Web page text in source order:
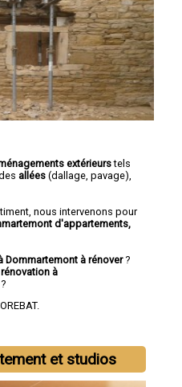
extérieurstels
des allées (dallage, pavage),
nous intervenons pour
d'appartements,
Dommartemont à rénover?
à
et studios